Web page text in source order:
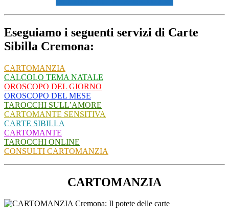
Eseguiamo i seguenti servizi di Carte
Sibilla Cremona:
CARTOMANZIA
CALCOLO TEMA NATALE
OROSCOPO DEL GIORNO
OROSCOPO DEL MESE
TAROCCHI SULL’AMORE
CARTOMANTE SENSITIVA
CARTE SIBILLA
CARTOMANTE
TAROCCHI ONLINE
CONSULTI CARTOMANZIA
CARTOMANZIA